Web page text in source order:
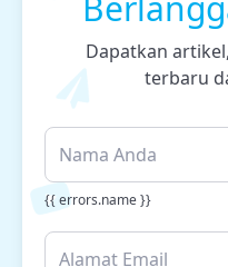
Dapatkan
terbaru
{{ errors.name }}